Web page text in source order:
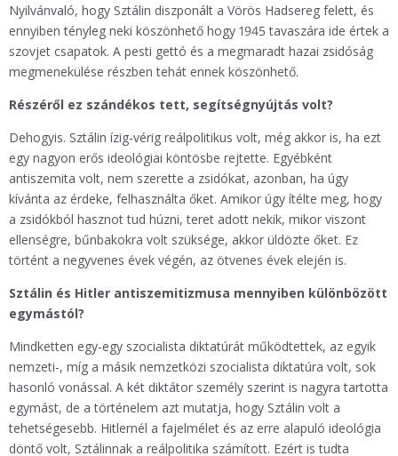
Nyilvánvaló, hogy Sztálin diszponált a Vörös Hadsereg felett, és
ennyiben tényleg neki köszönhető hogy 1945 tavaszára ide értek a
szovjet csapatok. A pesti gettó és a megmaradt hazai zsidóság
megmenekülése részben tehát ennek köszönhető.
Részéről ez szándékos tett, segítségnyújtás volt?
Dehogyis. Sztálin ízig-vérig reálpolitikus volt, még akkor is, ha ezt
egy nagyon erős ideológiai köntösbe rejtette. Egyébként
antiszemita volt, nem szerette a zsidókat, azonban, ha úgy
kívánta az érdeke, felhasználta őket. Amikor úgy ítélte meg, hogy
a zsidókból hasznot tud húzni, teret adott nekik, mikor viszont
ellenségre, bűnbakokra volt szüksége, akkor üldözte őket. Ez
történt a negyvenes évek végén, az ötvenes évek elején is.
Sztálin és Hitler antiszemitizmusa mennyiben különbözött
egymástól?
Mindketten egy-egy szocialista diktatúrát működtettek, az egyik
nemzeti-, míg a másik nemzetközi szocialista diktatúra volt, sok
hasonló vonással. A két diktátor személy szerint is nagyra tartotta
egymást, de a történelem azt mutatja, hogy Sztálin volt a
tehetségesebb. Hitlernél a fajelmélet és az erre alapuló ideológia
döntő volt, Sztálinnak a reálpolitika számított. Ezért is tudta